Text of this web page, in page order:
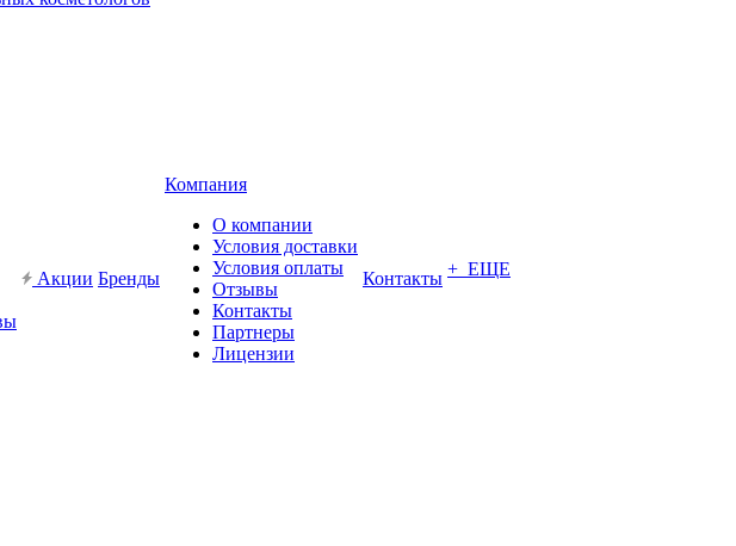
Акции Бренды
Компания
О компании
Условия доставки
Условия оплаты
Отзывы
Контакты
Партнеры
Лицензии
Контакты + ЕЩЕ